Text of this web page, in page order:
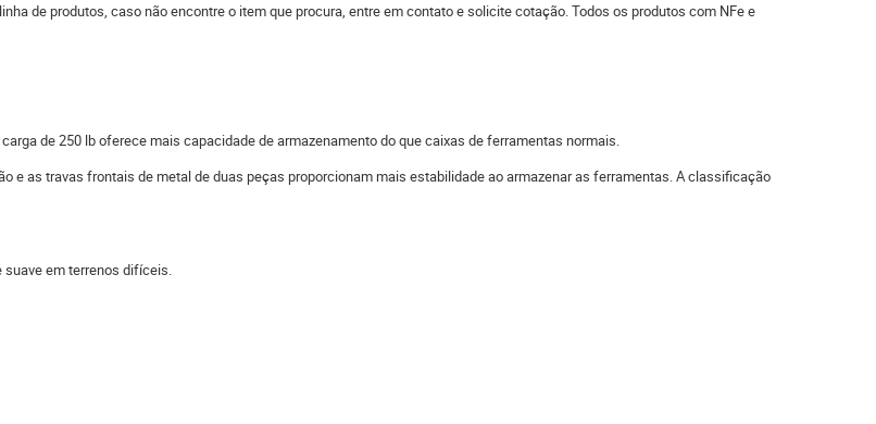
de produtos, caso não encontre o item que procura, entre em contato e solicite cotação. Todos os produtos com NFe e
de 250 lb oferece mais capacidade de armazenamento do que caixas de ferramentas normais.
e as travas frontais de metal de duas peças proporcionam mais estabilidade ao armazenar as ferramentas. A classificação
suave em terrenos difíceis.